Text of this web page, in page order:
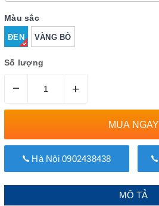
Màu sắc
ĐEN VÀNG BÒ
Số lượng
– +
MUA NGAY
Hà Nội 0902438438
MÔ TẢ